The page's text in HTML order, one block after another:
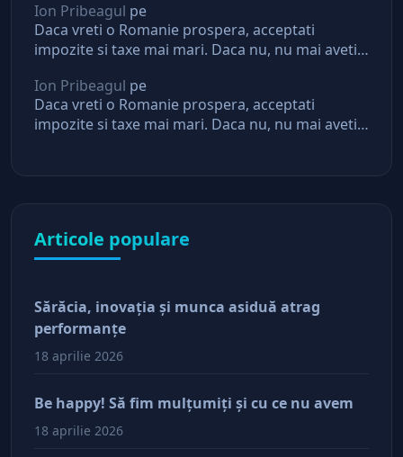
Ion Pribeagul pe
Daca vreti o Romanie prospera, acceptati
impozite si taxe mai mari. Daca nu, nu mai aveti
Ion Pribeagul pe
Daca vreti o Romanie prospera, acceptati
impozite si taxe mai mari. Daca nu, nu mai aveti
Articole populare
Sărăcia, inovaţia şi munca asiduă atrag
performanţe
18 aprilie 2026
Be happy! Să fim mulţumiţi şi cu ce nu avem
18 aprilie 2026